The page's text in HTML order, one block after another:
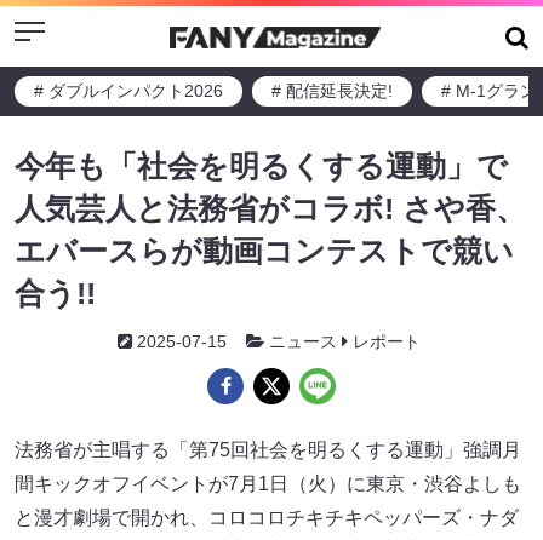
Menu
# ダブルインパクト2026 # 配信延長決定! # M-1グラン
今年も「社会を明るくする運動」で
人気芸人と法務省がコラボ! さや香、
エバースらが動画コンテストで競い
合う!!
2025-07-15 ニュース レポート
法務省が主唱する「第75回社会を明るくする運動」強調月
間キックオフイベントが7月1日（火）に東京・渋谷よしも
と漫才劇場で開かれ、コロコロチキチキペッパーズ・ナダ